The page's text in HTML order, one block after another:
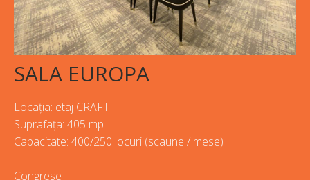
SALA EUROPA
Locația: etaj CRAFT
Suprafața: 405 mp
Capacitate: 400/250 locuri (scaune / mese)
Congrese